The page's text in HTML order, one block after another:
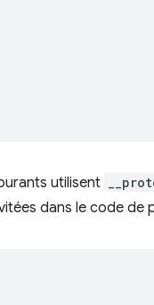
utilisent
dans le code de